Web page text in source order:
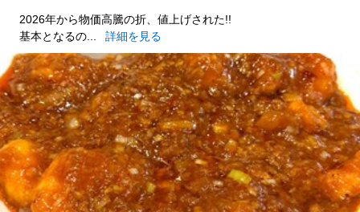
2026年から物価高騰の折、値上げされた!!
基本となるの...
詳細を見る